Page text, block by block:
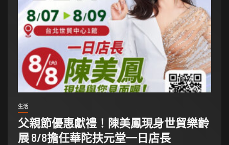
生活
父親節優惠獻禮！陳美鳳現身世貿樂齡
展 8/8擔任華陀扶元堂一日店長